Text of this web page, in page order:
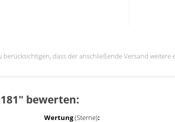
dass der anschließende Versand weitere
bewerten:
Wertung(Sterne):